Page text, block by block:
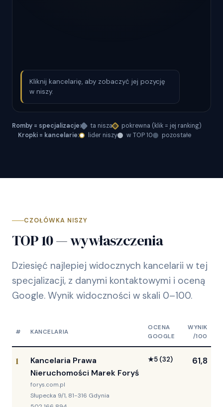
Kliknij kancelarię, aby zobaczyć jej pozycję
w niszy.
Romby = specjalizacje: ta nisza
pokrewna (klik = jej ranking)
Kropki = kancelarie:
lider niszy w TOP 10 pozostałe
CZOŁÓWKA NISZY
TOP 10 — wywłaszczenia
Dziesięć najlepiej widocznych kancelarii w tej
specjalizacji, z danymi kontaktowymi i oceną
Google. Wynik widoczności w skali 0–100.
# KANCELARIA
OCENA
GOOGLE
WYNIK
/100
1
Kancelaria Prawa
Nieruchomości Marek Foryś
forys.com.pl
Słupecka 9/1, 81-316 Gdynia
★5 (32) 61,8